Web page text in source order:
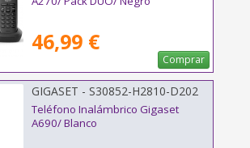
46,99 €
Comprar
GIGASET - S30852-H2810-D202
Teléfono Inalámbrico Gigaset
A690/ Blanco